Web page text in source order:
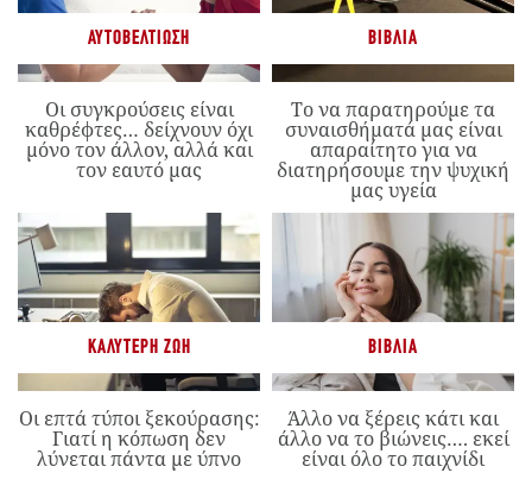
ΑΥΤΟΒΕΛΤΊΩΣΗ
Οι συγκρούσεις είναι
καθρέφτες… δείχνουν όχι
μόνο τον άλλον, αλλά και
τον εαυτό μας
ΒΙΒΛΊΑ
Το να παρατηρούμε τα
συναισθήματά μας είναι
απαραίτητο για να
διατηρήσουμε την ψυχική
μας υγεία
ΚΑΛΎΤΕΡΗ ΖΩΉ
Οι επτά τύποι ξεκούρασης:
Γιατί η κόπωση δεν
λύνεται πάντα με ύπνο
ΒΙΒΛΊΑ
Άλλο να ξέρεις κάτι και
άλλο να το βιώνεις…. εκεί
είναι όλο το παιχνίδι